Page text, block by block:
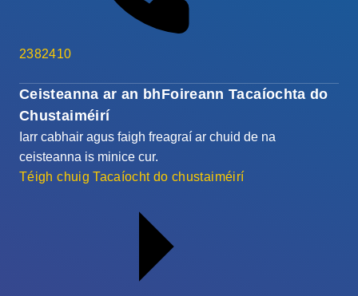
Ceisteanna ar an bhFoireann Tacaíochta do
Chustaiméirí
Iarr cabhair agus faigh freagraí ar chuid de na
ceisteanna is minice cur.
Téigh chuig Tacaíocht do chustaiméirí
2382410